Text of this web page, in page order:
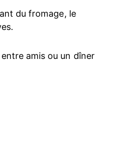
du fromage, le
amis ou un dîner